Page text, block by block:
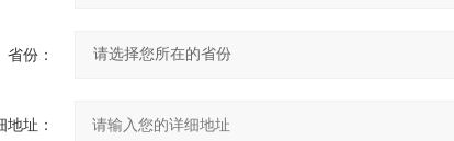
省份：
地址：